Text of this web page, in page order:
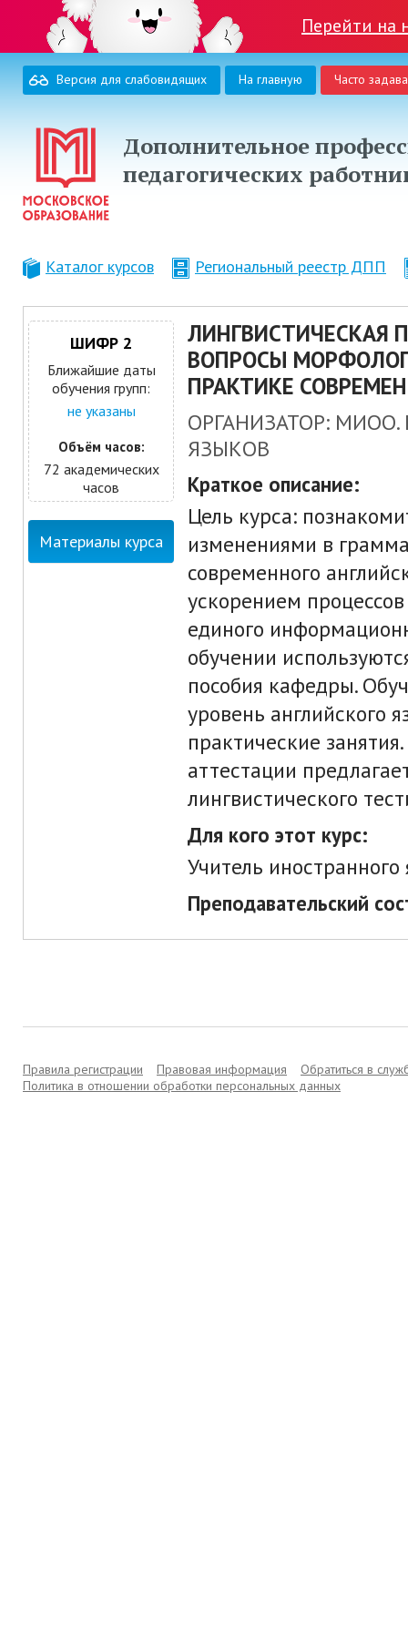
Перейти на
Версия для слабовидящих На главную Часто
Дополнительное
педагогических
Каталог курсов Региональный реестр ДПП
ШИФР 2
Ближайшие даты
обучения групп:
не указаны
Объём часов:
72 академических
часов
Материалы курса
ЛИНГВИСТИЧЕСКАЯ
ВОПРОСЫ
ПРАКТИКЕ
ОРГАНИЗАТОР:
ЯЗЫКОВ
Краткое описание:
Цель курса:
изменениями в
современного
ускорением
единого
обучении
пособия кафедры.
уровень английского
практические
аттестации
лингвистического
Для кого этот курс:
Учитель иностранного
Преподавательский
Правила регистрации Правовая информация
Обратиться в
Политика в отношении обработки персональных данных